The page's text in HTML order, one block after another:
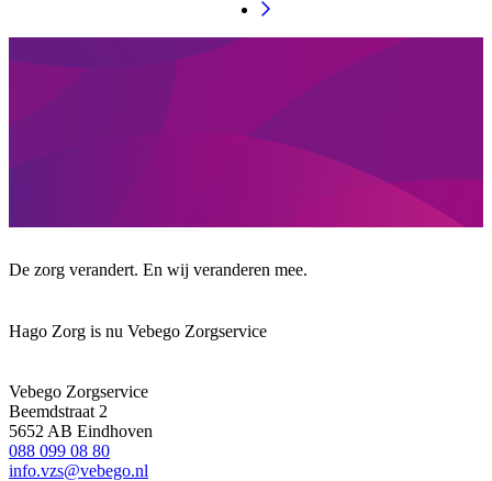
De zorg verandert. En wij veranderen mee.
Hago Zorg is nu Vebego Zorgservice
Vebego Zorgservice
Beemdstraat 2
5652 AB Eindhoven
088 099 08 80
info.vzs@vebego.nl